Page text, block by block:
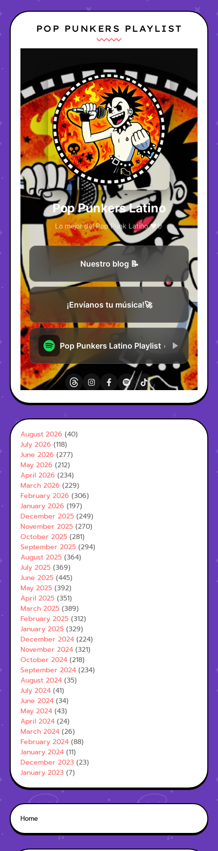
POP PUNKERS PLAYLIST
August 2026 (40)
July 2026 (118)
June 2026 (277)
May 2026 (212)
April 2026 (234)
March 2026 (229)
February 2026 (306)
January 2026 (197)
December 2025 (249)
November 2025 (270)
October 2025 (281)
September 2025 (294)
August 2025 (364)
July 2025 (369)
June 2025 (445)
May 2025 (392)
April 2025 (351)
March 2025 (389)
February 2025 (312)
January 2025 (329)
December 2024 (224)
November 2024 (321)
October 2024 (218)
September 2024 (234)
August 2024 (35)
July 2024 (41)
June 2024 (34)
May 2024 (43)
April 2024 (24)
March 2024 (26)
February 2024 (88)
January 2024 (11)
December 2023 (23)
January 2023 (7)
Home